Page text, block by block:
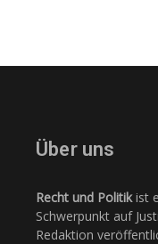
Über uns
Recht und Politikist
Schwerpunkt auf
Redaktion